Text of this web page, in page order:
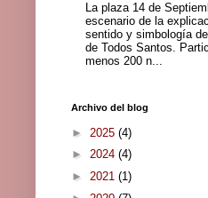
La plaza 14 de
escenario de la
sentido y simbología
de Todos Santos.
menos 200 n...
Archivo del blog
► 2025 (4)
► 2024 (4)
► 2021 (1)